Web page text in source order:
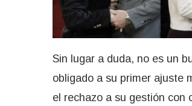
Sin lugar a duda, no es un
obligado a su primer ajuste
el rechazo a su gestión con